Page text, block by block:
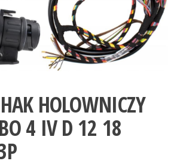
HOLOWNICZY
4 IV D 12 18